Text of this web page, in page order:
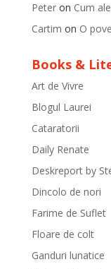
Peteron Cum
Cartim on O
Books &
Art de Vivre
Blogul Laurei
Cataratorii
Daily Renate
Deskreport by
Dincolo de nori
Farime de Suflet
Floare de colt
Ganduri lunatice